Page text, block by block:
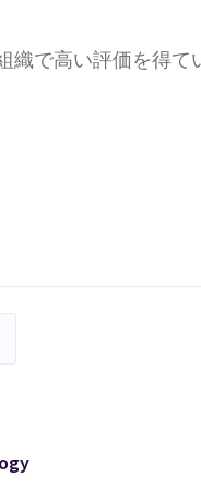
で高い評価を得て